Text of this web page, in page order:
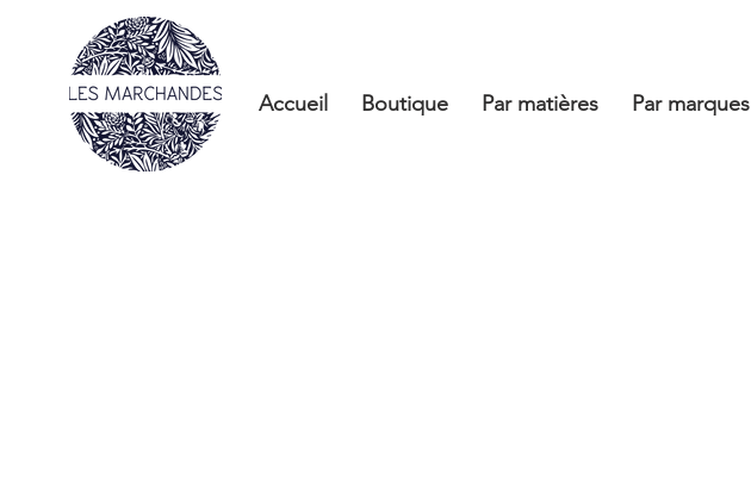
Accueil Boutique Par matières Par marques